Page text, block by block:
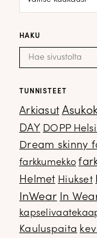
HAKU
Haku:
TUNNISTEET
Arkiasut
DAY DOPP
Dream skinny
farkkumekko
Helmet Hiukset
InWear In
Kauluspaita